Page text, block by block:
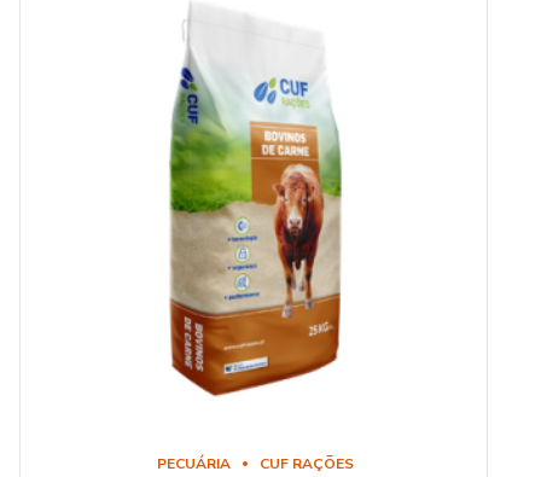
PECUÁRIA CUF RAÇÕES